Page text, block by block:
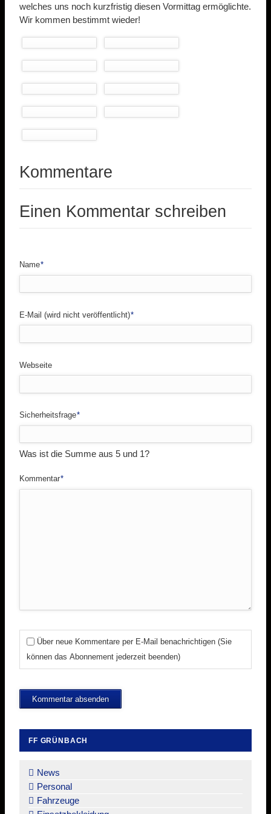
welches uns noch kurzfristig diesen Vormittag ermöglichte.
Wir kommen bestimmt wieder!
Kommentare
Einen Kommentar schreiben
Pflichtfeld
Name*
Pflichtfeld
E-Mail (wird nicht veröffentlicht)*
Webseite
Pflichtfeld
Sicherheitsfrage*
Was ist die Summe aus 5 und 1?
Pflichtfeld
Kommentar*
Über neue Kommentare per E-Mail benachrichtigen (Sie
können das Abonnement jederzeit beenden)
Kommentar absenden
FF GRÜNBACH
überspringen
News
Personal
Fahrzeuge